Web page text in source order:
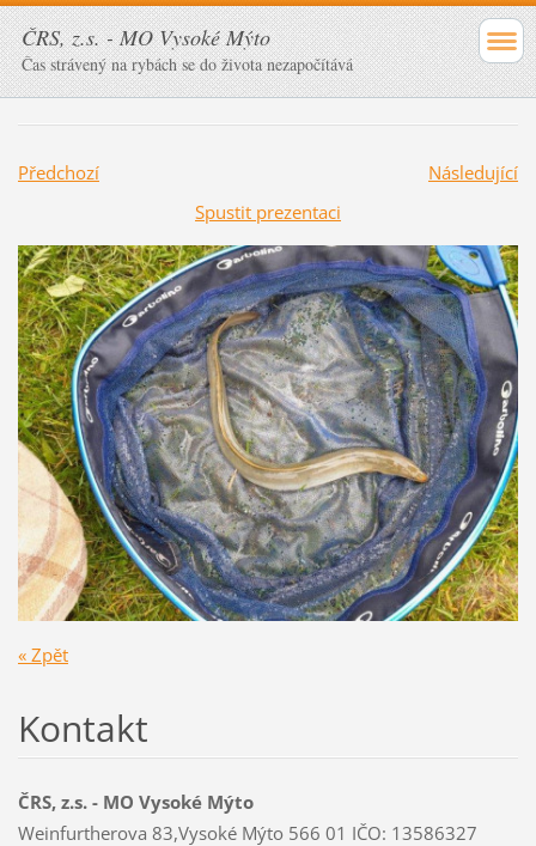
ČRS, z.s. - MO Vysoké Mýto
Čas strávený na rybách se do života nezapočítává
Předchozí
Následující
Spustit prezentaci
« Zpět
Kontakt
ČRS, z.s. - MO Vysoké Mýto
Weinfurtherova 83,Vysoké Mýto 566 01 IČO: 13586327